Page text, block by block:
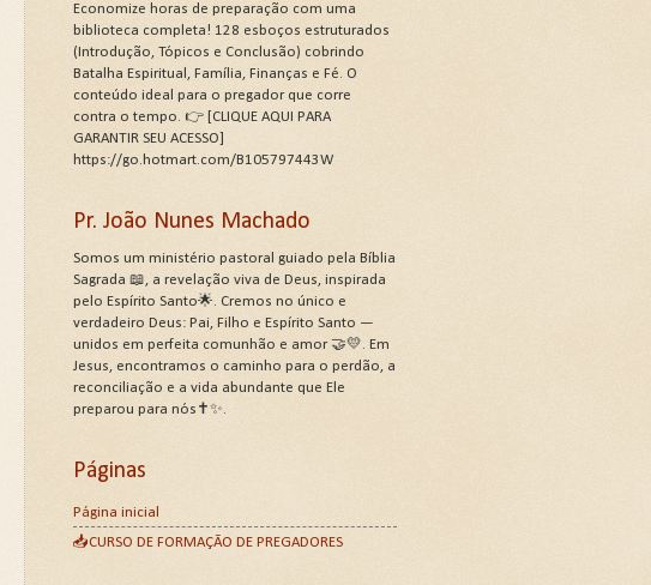
Economize horas de preparação com uma
biblioteca completa! 128 esboços estruturados
(Introdução, Tópicos e Conclusão) cobrindo
Batalha Espiritual, Família, Finanças e Fé. O
conteúdo ideal para o pregador que corre
contra o tempo. 👉 [CLIQUE AQUI PARA
GARANTIR SEU ACESSO]
https://go.hotmart.com/B105797443W
Pr. João Nunes Machado
Somos um ministério pastoral guiado pela Bíblia
Sagrada 📖, a revelação viva de Deus, inspirada
pelo Espírito Santo🌟. Cremos no único e
verdadeiro Deus: Pai, Filho e Espírito Santo —
unidos em perfeita comunhão e amor 🤝💛. Em
Jesus, encontramos o caminho para o perdão, a
reconciliação e a vida abundante que Ele
preparou para nós✝️✨.
Páginas
Página inicial
📥CURSO DE FORMAÇÃO DE PREGADORES